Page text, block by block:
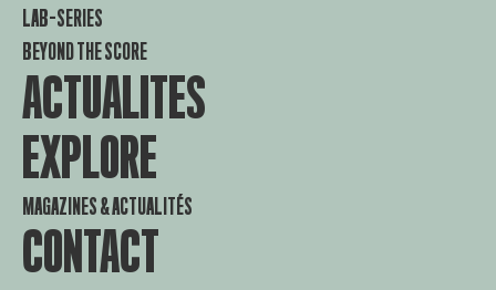
LAB-SERIES
BEYOND THE SCORE
ACTUALITES
EXPLORE
MAGAZINES & ACTUALITÉS
CONTACT